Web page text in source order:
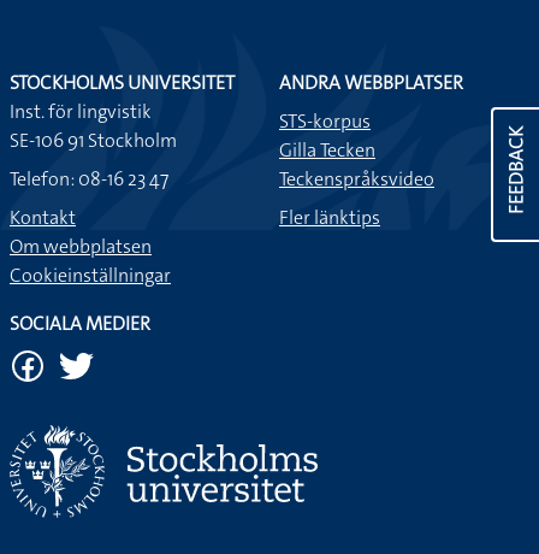
FEEDBACK
STOCKHOLMS UNIVERSITET
Inst. för lingvistik
SE-106 91 Stockholm
Telefon: 08-16 23 47
Kontakt
Om webbplatsen
Cookieinställningar
ANDRA WEBBPLATSER
STS-korpus
Gilla Tecken
Teckenspråksvideo
Fler länktips
SOCIALA MEDIER